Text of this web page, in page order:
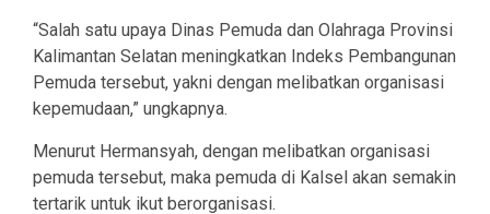
“Salah satu upaya Dinas Pemuda dan Olahraga Provinsi
Kalimantan Selatan meningkatkan Indeks Pembangunan
Pemuda tersebut, yakni dengan melibatkan organisasi
kepemudaan,” ungkapnya.
Menurut Hermansyah, dengan melibatkan organisasi
pemuda tersebut, maka pemuda di Kalsel akan semakin
tertarik untuk ikut berorganisasi.